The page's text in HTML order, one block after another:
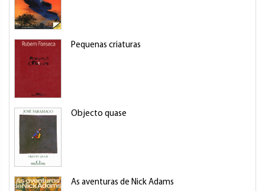
Pequenas criaturas
Objecto quase
As aventuras de Nick Adams